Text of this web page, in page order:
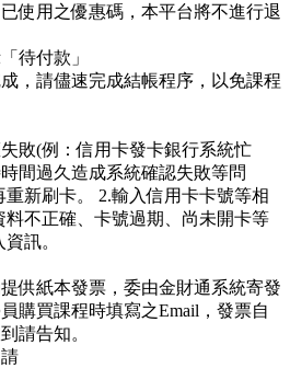
使用之優惠碼，本平台將不進行退
待付款」
，請儘速完成結帳程序，以免課程
敗(例：信用卡發卡銀行系統忙
間過久造成系統確認失敗等問
新刷卡。 2.輸入信用卡卡號等相
不正確、卡號過期、尚未開卡等
訊。
供紙本發票，委由金財通系統寄發
購買課程時填寫之Email，發票自
請告知。